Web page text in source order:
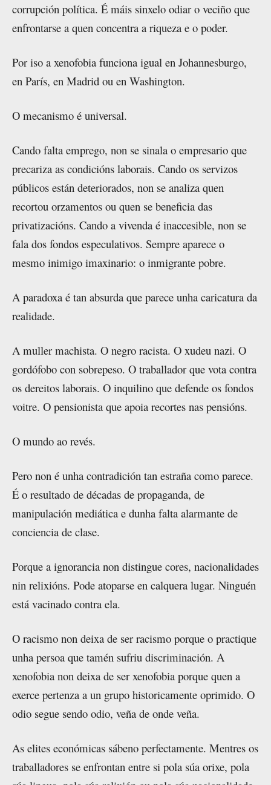
corrupción política. É máis sinxelo odiar o veciño que
enfrontarse a quen concentra a riqueza e o poder.
Por iso a xenofobia funciona igual en Johannesburgo,
en París, en Madrid ou en Washington.
O mecanismo é universal.
Cando falta emprego, non se sinala o empresario que
precariza as condicións laborais. Cando os servizos
públicos están deteriorados, non se analiza quen
recortou orzamentos ou quen se beneficia das
privatizacións. Cando a vivenda é inaccesible, non se
fala dos fondos especulativos. Sempre aparece o
mesmo inimigo imaxinario: o inmigrante pobre.
A paradoxa é tan absurda que parece unha caricatura da
realidade.
A muller machista. O negro racista. O xudeu nazi. O
gordófobo con sobrepeso. O traballador que vota contra
os dereitos laborais. O inquilino que defende os fondos
voitre. O pensionista que apoia recortes nas pensións.
O mundo ao revés.
Pero non é unha contradición tan estraña como parece.
É o resultado de décadas de propaganda, de
manipulación mediática e dunha falta alarmante de
conciencia de clase.
Porque a ignorancia non distingue cores, nacionalidades
nin relixións. Pode atoparse en calquera lugar. Ninguén
está vacinado contra ela.
O racismo non deixa de ser racismo porque o practique
unha persoa que tamén sufriu discriminación. A
xenofobia non deixa de ser xenofobia porque quen a
exerce pertenza a un grupo historicamente oprimido. O
odio segue sendo odio, veña de onde veña.
As elites económicas sábeno perfectamente. Mentres os
traballadores se enfrontan entre si pola súa orixe, pola